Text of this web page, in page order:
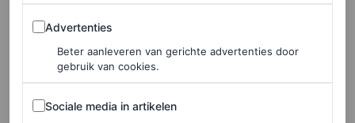
LOIS LAVERNE
Advertenties
Advertenties
Beter aanleveren van gerichte advertenties door
gebruik van cookies.
Sociale media in artikelen
Sociale media in artikelen